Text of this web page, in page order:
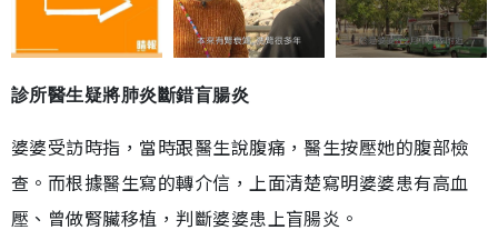
診所醫生疑將肺炎斷錯盲腸炎
婆婆受訪時指，當時跟醫生說腹痛，醫生按壓她的腹部檢
查。而根據醫生寫的轉介信，上面清楚寫明婆婆患有高血
壓、曾做腎臟移植，判斷婆婆患上盲腸炎。